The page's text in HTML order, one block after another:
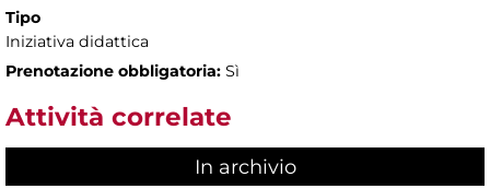
Tipo
Iniziativa didattica
Prenotazione obbligatoria: Sì
Attività correlate
In archivio